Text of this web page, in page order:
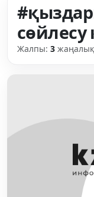
сөйлесу
Жалпы: 3 жаңалық